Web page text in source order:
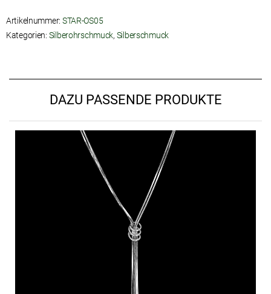
Artikelnummer: STAR-OS05
Kategorien: Silberohrschmuck, Silberschmuck
DAZU PASSENDE PRODUKTE